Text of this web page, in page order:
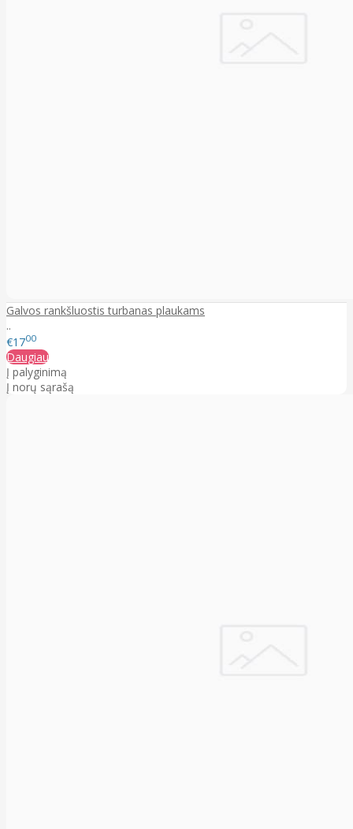
Galvos rankšluostis turbanas plaukams
..
€1700
Daugiau
Į palyginimą
Į norų sąrašą